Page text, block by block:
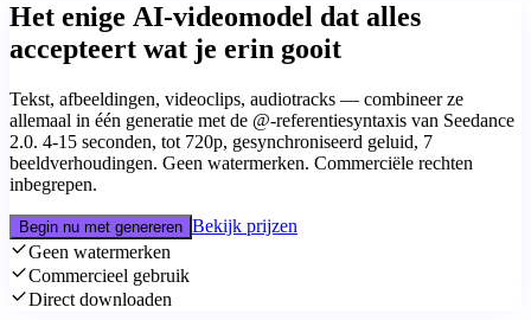
Het enige AI-videomodel dat alles
accepteert wat je erin gooit
Tekst, afbeeldingen, videoclips, audiotracks — combineer ze
allemaal in één generatie met de @-referentiesyntaxis van Seedance
2.0. 4-15 seconden, tot 720p, gesynchroniseerd geluid, 7
beeldverhoudingen. Geen watermerken. Commerciële rechten
inbegrepen.
Begin nu met genereren Bekijk prijzen
Geen watermerken
Commercieel gebruik
Direct downloaden